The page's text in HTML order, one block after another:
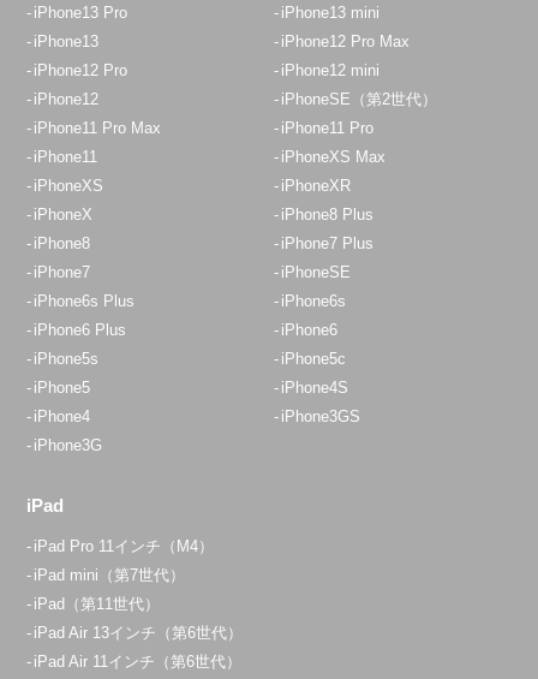
iPhone13 Pro
iPhone13 mini
iPhone13
iPhone12 Pro Max
iPhone12 Pro
iPhone12 mini
iPhone12
iPhoneSE（第2世代）
iPhone11 Pro Max
iPhone11 Pro
iPhone11
iPhoneXS Max
iPhoneXS
iPhoneXR
iPhoneX
iPhone8 Plus
iPhone8
iPhone7 Plus
iPhone7
iPhoneSE
iPhone6s Plus
iPhone6s
iPhone6 Plus
iPhone6
iPhone5s
iPhone5c
iPhone5
iPhone4S
iPhone4
iPhone3GS
iPhone3G
iPad
iPad Pro 11インチ（M4）
iPad mini（第7世代）
iPad（第11世代）
iPad Air 13インチ（第6世代）
iPad Air 11インチ（第6世代）